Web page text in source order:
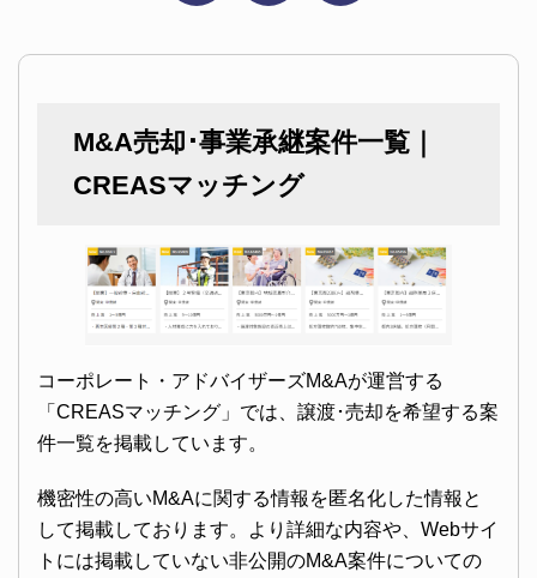
M&A売却･事業承継案件一覧｜
CREASマッチング
コーポレート・アドバイザーズM&Aが運営する
「CREASマッチング」では、譲渡･売却を希望する案
件一覧を掲載しています。
機密性の高いM&Aに関する情報を匿名化した情報と
して掲載しております。より詳細な内容や、Webサイ
トには掲載していない非公開のM&A案件についての